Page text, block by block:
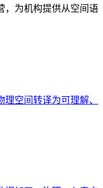
，为机构提供从空间语
空间转译为可理解、